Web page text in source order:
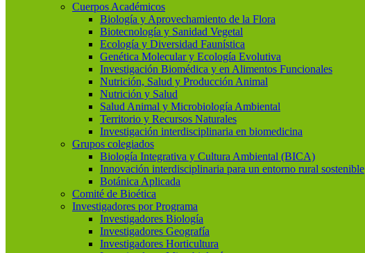
Cuerpos Académicos
Biología y Aprovechamiento de la Flora
Biotecnología y Sanidad Vegetal
Ecología y Diversidad Faunística
Genética Molecular y Ecología Evolutiva
Investigación Biomédica y en Alimentos Funcionales
Nutrición, Salud y Producción Animal
Nutrición y Salud
Salud Animal y Microbiología Ambiental
Territorio y Recursos Naturales
Investigación interdisciplinaria en biomedicina
Grupos colegiados
Biología Integrativa y Cultura Ambiental (BICA)
Innovación interdisciplinaria para un entorno rural sostenible
Botánica Aplicada
Comité de Bioética
Investigadores por Programa
Investigadores Biología
Investigadores Geografía
Investigadores Horticultura